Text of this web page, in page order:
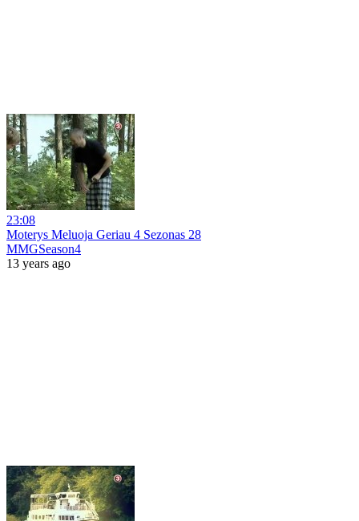
23:08
Moterys Meluoja Geriau 4 Sezonas 28
MMGSeason4
13 years ago